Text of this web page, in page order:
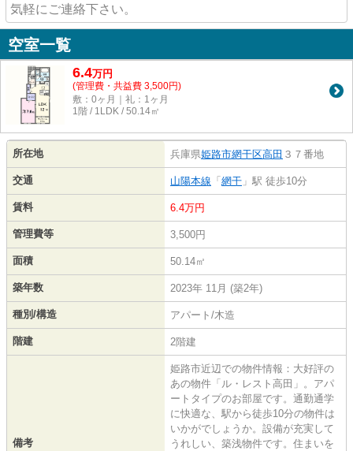
気軽にご連絡下さい。
空室一覧
6.4万円
(管理費・共益費 3,500円)
敷：0ヶ月｜礼：1ヶ月
1階 / 1LDK / 50.14㎡
所在地 兵庫県姫路市網干区高田 ３７番地
交通 山陽本線 「 網干 」駅 徒歩10分
賃料 6.4万円
管理費等 3,500円
面積 50.14㎡
築年数 2023年 11月 (築2年)
種別/構造 アパート/木造
階建 2階建
備考
姫路市近辺での物件情報：大好評の
あの物件「ル・レスト高田」。アパ
ートタイプのお部屋です。通勤通学
に快適な、駅から徒歩10分の物件は
いかがでしょうか。設備が充実して
うれしい、築浅物件です。住まいを